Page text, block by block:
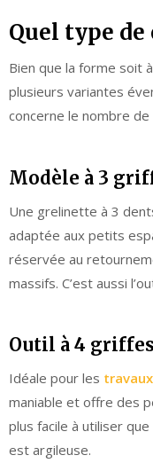
Quel type
Bien que la forme soit
plusieurs variantes
concerne le nombre
Modèle à 3
Une grelinette à 3
adaptée aux petits
réservée au
massifs. C’est aussi
Outil à 4 griffes
Idéale pour les
maniable et offre des
plus facile à utiliser
est argileuse.